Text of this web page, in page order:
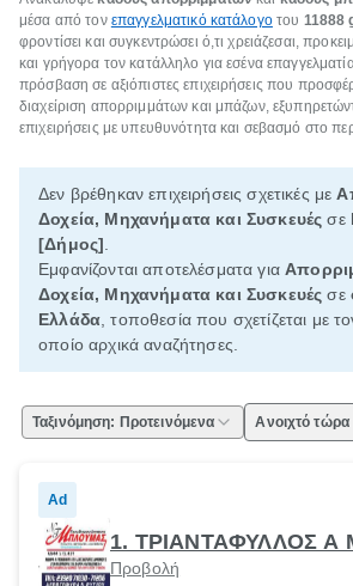
μέσα από τον επαγγελματικό κατάλογοτου 11888
φροντίσει και συγκεντρώσει ό,τι χρειάζεσαι,
και γρήγορα τον κατάλληλο για εσένα
πρόσβαση σε αξιόπιστες επιχειρήσεις που
διαχείριση απορριμμάτων και μπάζων,
επιχειρήσεις με υπευθυνότητα και σεβασμό στο
Δεν βρέθηκαν επιχειρήσεις σχετικές με
Δοχεία, Μηχανήματα και Συσκευές σε
[Δήμος]
Εμφανίζονται αποτελέσματα για
Δοχεία, Μηχανήματα και Συσκευές σε
Ελλάδα , τοποθεσία που σχετίζεται με
οποίο αρχικά αναζήτησες.
Ταξινόμηση: Προτεινόμενα Ανοιχτό τώρα
Ad
1. ΤΡΙΑΝΤΑΦΥΛΛΟΣ
Προβολή